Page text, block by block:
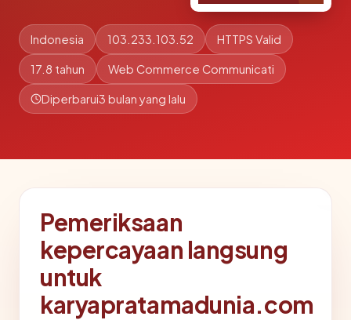
Indonesia 103.233.103.52 HTTPS Valid
17.8 tahun Web Commerce Communicati
Diperbarui3 bulan yang lalu
Pemeriksaan
kepercayaan langsung
untuk
karyapratamadunia.com